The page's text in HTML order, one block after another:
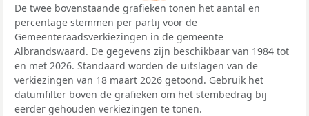
De twee bovenstaande grafieken tonen het aantal en
percentage stemmen per partij voor de
Gemeenteraadsverkiezingen in de gemeente
Albrandswaard. De gegevens zijn beschikbaar van 1984 tot
en met 2026. Standaard worden de uitslagen van de
verkiezingen van 18 maart 2026 getoond. Gebruik het
datumfilter boven de grafieken om het stembedrag bij
eerder gehouden verkiezingen te tonen.